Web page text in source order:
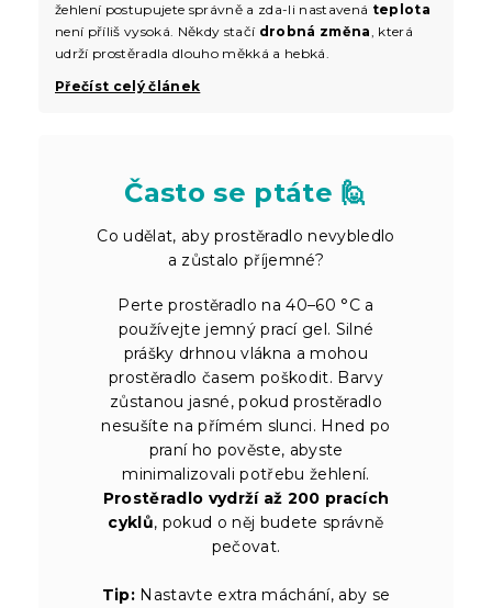
žehlení postupujete správně a zda-li nastavená teplota
není příliš vysoká. Někdy stačí drobná změna, která
udrží prostěradla dlouho měkká a hebká.
Přečíst celý článek
Často se ptáte 🙋
Co udělat, aby prostěradlo nevybledlo
a zůstalo příjemné?
Perte prostěradlo na 40–60 °C a
používejte jemný prací gel. Silné
prášky drhnou vlákna a mohou
prostěradlo časem poškodit. Barvy
zůstanou jasné, pokud prostěradlo
nesušíte na přímém slunci. Hned po
praní ho pověste, abyste
minimalizovali potřebu žehlení.
Prostěradlo vydrží až 200 pracích
cyklů, pokud o něj budete správně
pečovat.
Tip: Nastavte extra máchání, aby se